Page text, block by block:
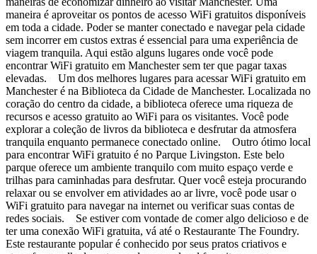
maneira é aproveitar os pontos de acesso WiFi gratuitos disponíveis
em toda a cidade. Poder se manter conectado e navegar pela cidade
sem incorrer em custos extras é essencial para uma experiência de
viagem tranquila. Aqui estão alguns lugares onde você pode
encontrar WiFi gratuito em Manchester sem ter que pagar taxas
elevadas. Um dos melhores lugares para acessar WiFi gratuito em
Manchester é na Biblioteca da Cidade de Manchester. Localizada no
coração do centro da cidade, a biblioteca oferece uma riqueza de
recursos e acesso gratuito ao WiFi para os visitantes. Você pode
explorar a coleção de livros da biblioteca e desfrutar da atmosfera
tranquila enquanto permanece conectado online. Outro ótimo local
para encontrar WiFi gratuito é no Parque Livingston. Este belo
parque oferece um ambiente tranquilo com muito espaço verde e
trilhas para caminhadas para desfrutar. Quer você esteja procurando
relaxar ou se envolver em atividades ao ar livre, você pode usar o
WiFi gratuito para navegar na internet ou verificar suas contas de
redes sociais. Se estiver com vontade de comer algo delicioso e de
ter uma conexão WiFi gratuita, vá até o Restaurante The Foundry.
Este restaurante popular é conhecido por seus pratos criativos e